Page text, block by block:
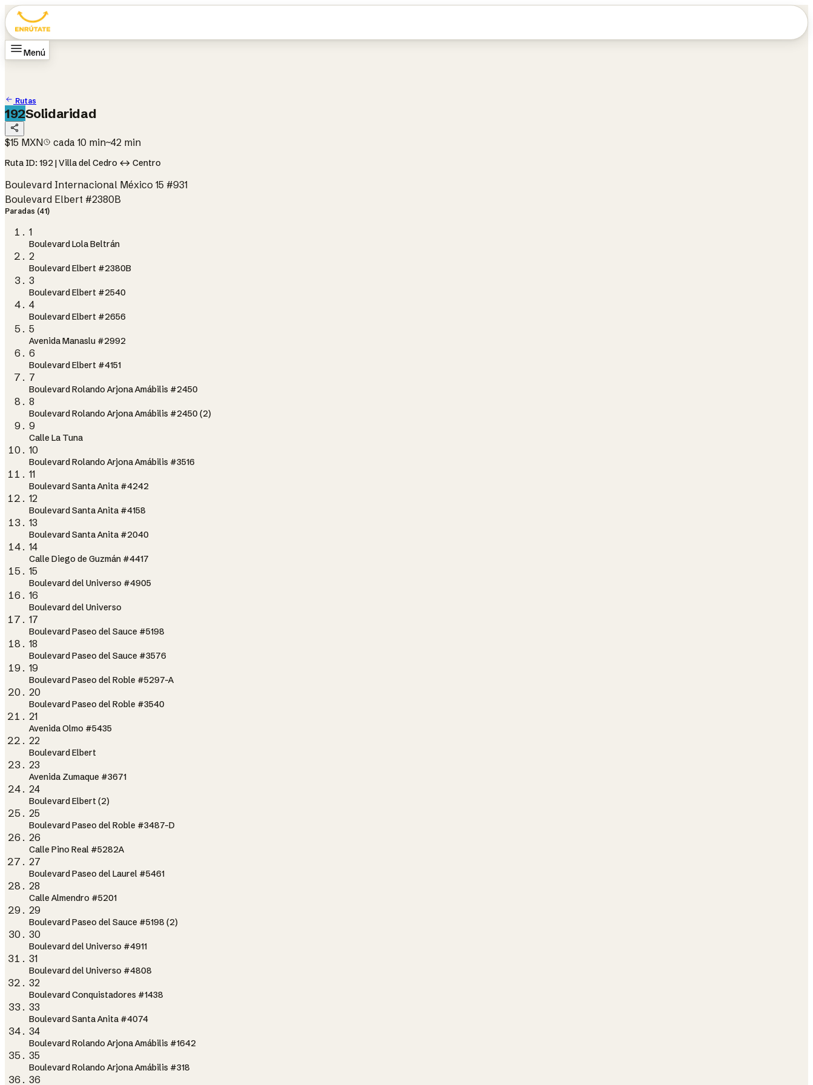
Menú
Rutas
192Solidaridad
$15 MXN cada 10 min~42 min
Ruta ID: 192 | Villa del Cedro ↔ Centro
Boulevard Internacional México 15 #931
Boulevard Elbert #2380B
Paradas (41)
1
Boulevard Lola Beltrán
2
Boulevard Elbert #2380B
3
Boulevard Elbert #2540
4
Boulevard Elbert #2656
5
Avenida Manaslu #2992
6
Boulevard Elbert #4151
7
Boulevard Rolando Arjona Amábilis #2450
8
Boulevard Rolando Arjona Amábilis #2450 (2)
9
Calle La Tuna
10
Boulevard Rolando Arjona Amábilis #3516
11
Boulevard Santa Anita #4242
12
Boulevard Santa Anita #4158
13
Boulevard Santa Anita #2040
14
Calle Diego de Guzmán #4417
15
Boulevard del Universo #4905
16
Boulevard del Universo
17
Boulevard Paseo del Sauce #5198
18
Boulevard Paseo del Sauce #3576
19
Boulevard Paseo del Roble #5297-A
20
Boulevard Paseo del Roble #3540
21
Avenida Olmo #5435
22
Boulevard Elbert
23
Avenida Zumaque #3671
24
Boulevard Elbert (2)
25
Boulevard Paseo del Roble #3487-D
26
Calle Pino Real #5282A
27
Boulevard Paseo del Laurel #5461
28
Calle Almendro #5201
29
Boulevard Paseo del Sauce #5198 (2)
30
Boulevard del Universo #4911
31
Boulevard del Universo #4808
32
Boulevard Conquistadores #1438
33
Boulevard Santa Anita #4074
34
Boulevard Rolando Arjona Amábilis #1642
35
Boulevard Rolando Arjona Amábilis #318
36